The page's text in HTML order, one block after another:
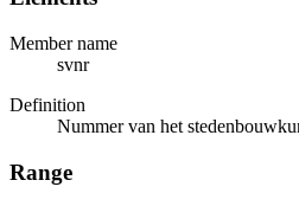
Member name
svnr
Definition
Nummer van het
Range